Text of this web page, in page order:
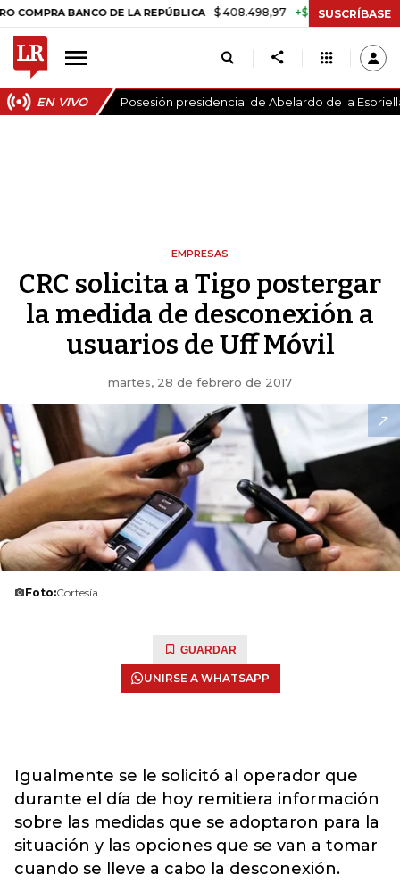
BANCO DE LA REPÚBLICA $ 408.498,97 +$ 8.753,81 +2,19%
SUSCRÍBASE
EN VIVO Posesión presidencial de Abelardo de la
EMPRESAS
CRC solicita a Tigo postergar
la medida de desconexión a
usuarios de Uff Móvil
martes, 28 de febrero de 2017
Foto:Cortesía
GUARDAR
UNIRSE A WHATSAPP
Igualmente se le solicitó al operador que
durante el día de hoy remitiera información
sobre las medidas que se adoptaron para la
situación y las opciones que se van a tomar
cuando se lleve a cabo la desconexión.